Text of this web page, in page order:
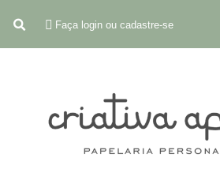
Faça login ou cadastre-se